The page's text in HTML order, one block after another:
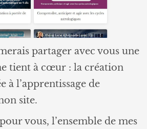
partager avec vous une
tient à cœur : la création
à l’apprentissage de
site.
vous, l’ensemble de mes